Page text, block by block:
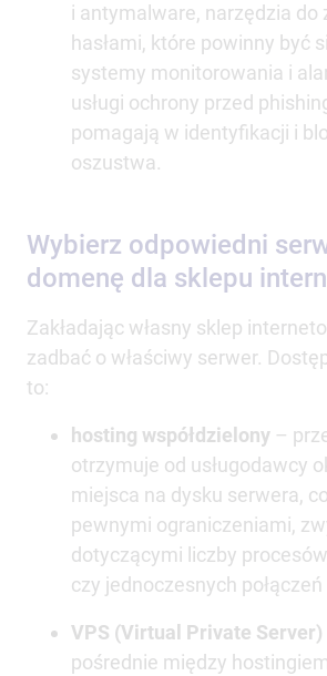
i antymalware, narzędzia do
hasłami, które powinny być
systemy monitorowania i
usługi ochrony przed
pomagają w identyfikacji i
oszustwa.
Wybierz odpowiedni
domenę dla sklepu
Zakładając własny sklep
zadbać o właściwy serwer.
to:
hosting współdzielony –
otrzymuje od usługodawcy
miejsca na dysku serwera,
pewnymi ograniczeniami,
dotyczącymi liczby
czy jednoczesnych
VPS (Virtual Private Server)
pośrednie między hostingiem